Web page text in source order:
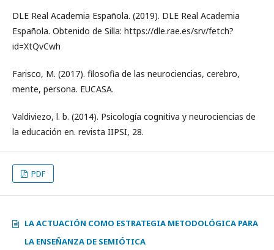
DLE Real Academia Española. (2019). DLE Real Academia
Española. Obtenido de Silla: https://dle.rae.es/srv/fetch?
id=XtQvCwh
Farisco, M. (2017). filosofia de las neurociencias, cerebro,
mente, persona. EUCASA.
Valdiviezo, l. b. (2014). Psicología cognitiva y neurociencias de
la educación en. revista IIPSI, 28.
PDF
LA ACTUACIÓN COMO ESTRATEGIA METODOLÓGICA PARA
LA ENSEÑANZA DE SEMIÓTICA